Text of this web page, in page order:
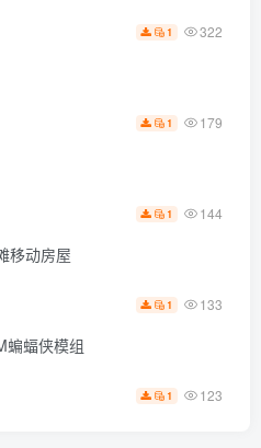
1 322
1 179
1 144
移动房屋
1 133
蝙蝠侠模组
1 123